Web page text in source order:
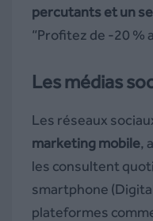
percutants et un
“Profitez de -20 %
Les médias
Les réseaux
marketing mobile,
les consultent
smartphone
plateformes